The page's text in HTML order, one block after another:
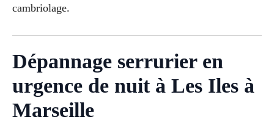
cambriolage.
Dépannage serrurier en
urgence de nuit à Les Iles à
Marseille